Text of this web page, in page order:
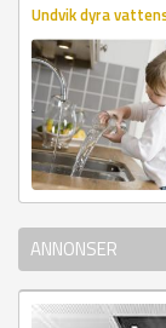
Undvik dyra
ANNONSER